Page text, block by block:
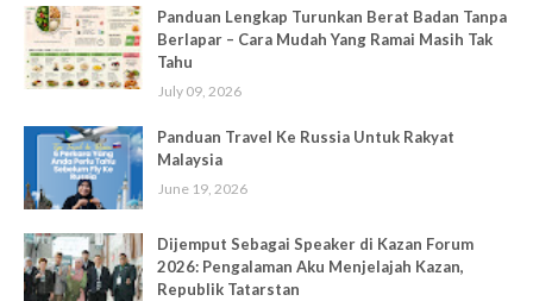
Panduan Lengkap Turunkan Berat Badan Tanpa
Berlapar – Cara Mudah Yang Ramai Masih Tak
Tahu
July 09, 2026
Panduan Travel Ke Russia Untuk Rakyat
Malaysia
June 19, 2026
Dijemput Sebagai Speaker di Kazan Forum
2026: Pengalaman Aku Menjelajah Kazan,
Republik Tatarstan